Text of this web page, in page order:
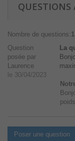
QUESTIONS
Nombre de questions: 1
Question
posée par
Laurence
le 30/04/2023
La
Poser une question